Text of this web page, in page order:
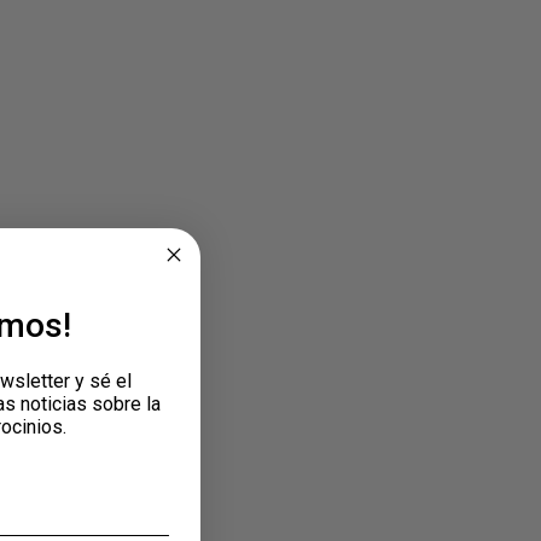
y sé el
noticias sobre la